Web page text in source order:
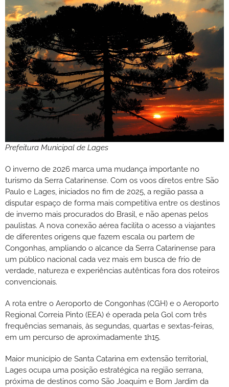
Prefeitura Municipal de Lages
O inverno de 2026 marca uma mudança importante no
turismo da Serra Catarinense. Com os voos diretos entre São
Paulo e Lages, iniciados no fim de 2025, a região passa a
disputar espaço de forma mais competitiva entre os destinos
de inverno mais procurados do Brasil, e não apenas pelos
paulistas. A nova conexão aérea facilita o acesso a viajantes
de diferentes origens que fazem escala ou partem de
Congonhas, ampliando o alcance da Serra Catarinense para
um público nacional cada vez mais em busca de frio de
verdade, natureza e experiências autênticas fora dos roteiros
convencionais.
A rota entre o Aeroporto de Congonhas (CGH) e o Aeroporto
Regional Correia Pinto (EEA) é operada pela Gol com três
frequências semanais, às segundas, quartas e sextas-feiras,
em um percurso de aproximadamente 1h15.
Maior município de Santa Catarina em extensão territorial,
Lages ocupa uma posição estratégica na região serrana,
próxima de destinos como São Joaquim e Bom Jardim da